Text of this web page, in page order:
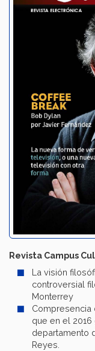
Revista Campus
La visión
controversial
Monterrey
Compresencia
que en el
departamento
Reyes.